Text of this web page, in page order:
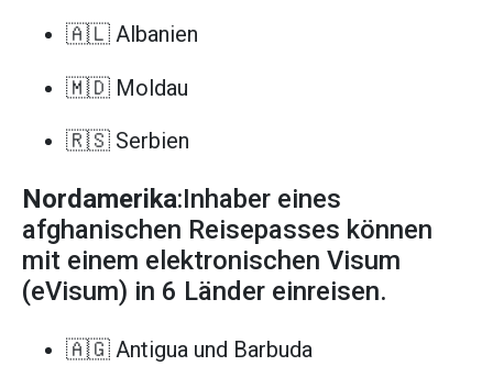
🇦🇱 Albanien
🇲🇩 Moldau
🇷🇸 Serbien
Nordamerika:Inhaber eines
afghanischen Reisepasses können
mit einem elektronischen Visum
(eVisum) in 6 Länder einreisen.
🇦🇬 Antigua und Barbuda